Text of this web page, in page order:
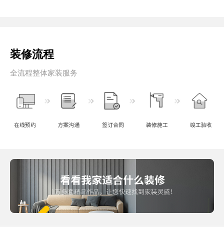
装修流程
全流程整体家装服务